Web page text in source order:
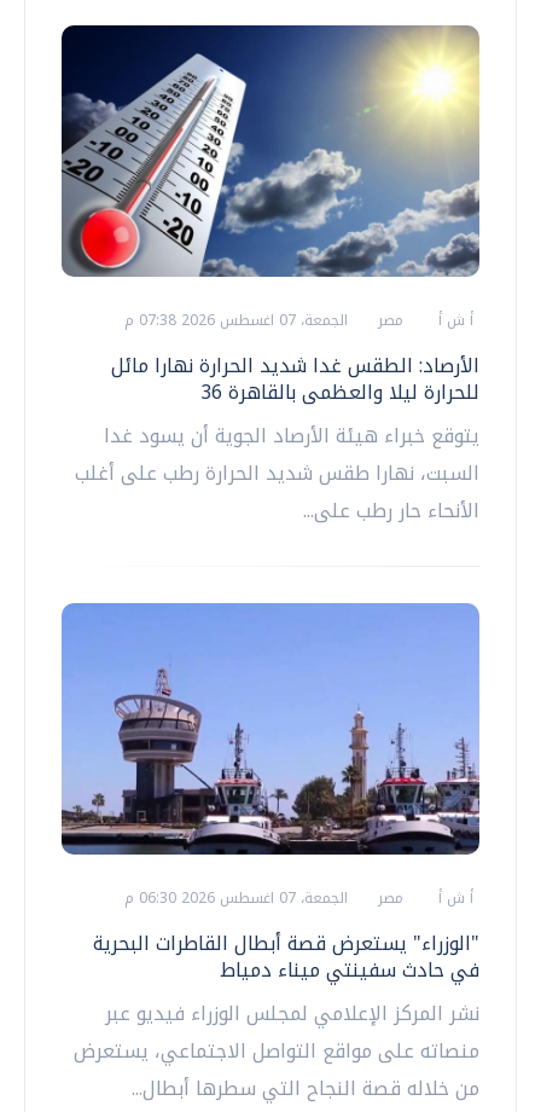
أ ش أ مصر الجمعة، 07 اغسطس 2026 07:38 م
الأرصاد: الطقس غدا شديد الحرارة نهارا مائل
للحرارة ليلا والعظمى بالقاهرة 36
يتوقع خبراء هيئة الأرصاد الجوية أن يسود غدا
السبت، نهارا طقس شديد الحرارة رطب على أغلب
الأنحاء حار رطب على...
أ ش أ مصر الجمعة، 07 اغسطس 2026 06:30 م
"الوزراء" يستعرض قصة أبطال القاطرات البحرية
في حادث سفينتي ميناء دمياط
نشر المركز الإعلامي لمجلس الوزراء فيديو عبر
منصاته على مواقع التواصل الاجتماعي، يستعرض
من خلاله قصة النجاح التي سطرها أبطال...